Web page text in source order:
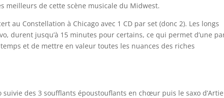
meilleurs de cette scène musicale du Midwest.
au Constellation à Chicago avec 1 CD par set (donc 2). Les longs
durent jusqu’à 15 minutes pour certains, ce qui permet d’une
et de mettre en valeur toutes les nuances des riches
suivie des 3 soufflants époustouflants en chœur puis le saxo d’Artie